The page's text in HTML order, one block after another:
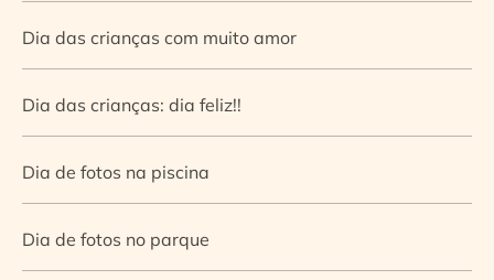
Dia das crianças com muito amor
Dia das crianças: dia feliz!!
Dia de fotos na piscina
Dia de fotos no parque